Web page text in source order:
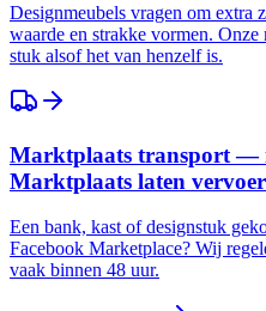
Designmeubels vragen om extra
waarde en strakke vormen.
stuk alsof het van henzelf is.
Marktplaats transport —
Marktplaats laten
Een bank, kast of designstuk
Facebook Marketplace? Wij
vaak binnen 48 uur.